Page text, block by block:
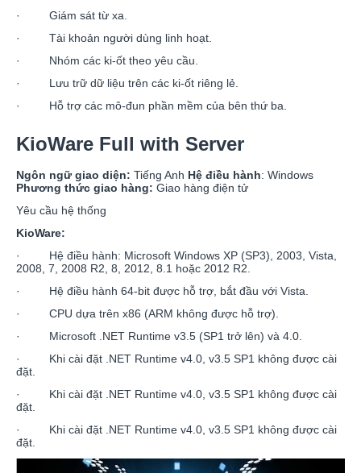
· Giám sát từ xa.
· Tài khoản người dùng linh hoạt.
· Nhóm các ki-ốt theo yêu cầu.
· Lưu trữ dữ liệu trên các ki-ốt riêng lẻ.
· Hỗ trợ các mô-đun phần mềm của bên thứ ba.
KioWare Full with Server
Ngôn ngữ giao diện: Tiếng Anh Hệ điều hành: Windows
Phương thức giao hàng: Giao hàng điện tử
Yêu cầu hệ thống
KioWare:
· Hệ điều hành: Microsoft Windows XP (SP3), 2003, Vista,
2008, 7, 2008 R2, 8, 2012, 8.1 hoặc 2012 R2.
· Hệ điều hành 64-bit được hỗ trợ, bắt đầu với Vista.
· CPU dựa trên x86 (ARM không được hỗ trợ).
· Microsoft .NET Runtime v3.5 (SP1 trở lên) và 4.0.
· Khi cài đặt .NET Runtime v4.0, v3.5 SP1 không được cài
đặt.
· Khi cài đặt .NET Runtime v4.0, v3.5 SP1 không được cài
đặt.
· Khi cài đặt .NET Runtime v4.0, v3.5 SP1 không được cài
đặt.